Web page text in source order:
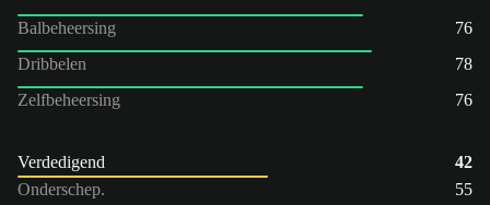
Balbeheersing
76
Dribbelen
78
Zelfbeheersing
76
Verdedigend
42
Onderschep.
55